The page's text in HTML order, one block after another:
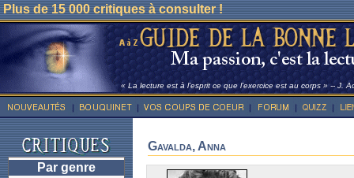
Plus de 15 000 critiques à consulter !
« La lecture est à l’esprit ce que l’exercice est au corps » -- J.
Par genre
Gavalda, Anna